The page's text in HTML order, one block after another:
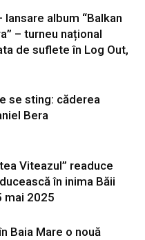
lansare album “Balkan
– turneu național
de suflete în Log Out,
se sting: căderea
Bera
Viteazul” readuce
în inima Băii
mai 2025
Baia Mare o nouă